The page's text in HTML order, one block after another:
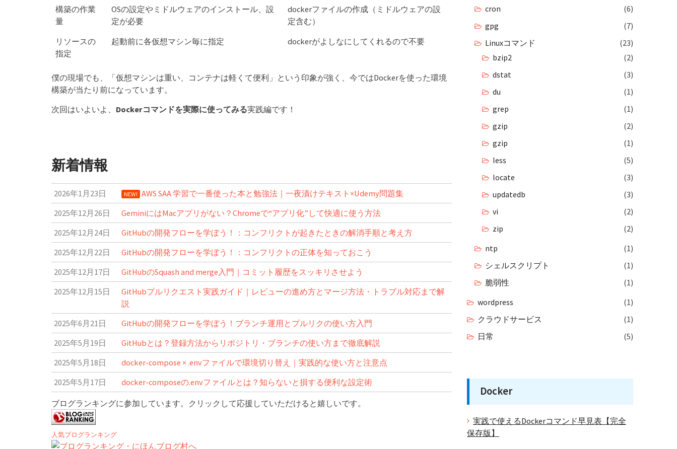
構築の作業
量
OSの設定やミドルウェアのインストール、設
定が必要
dockerファイルの作成（ミドルウェアの設
定含む）
リソースの
指定
起動前に各仮想マシン毎に指定 dockerがよしなにしてくれるので不要
僕の現場でも、「仮想マシンは重い、コンテナは軽くて便利」という印象が強く、今ではDockerを使った環境
構築が当たり前になっています。
次回はいよいよ、 Dockerコマンドを実際に使ってみる実践編です！
新着情報
2026年1月23日 NEW! AWS SAA 学習で一番使った本と勉強法｜一夜漬けテキスト×Udemy問題集
2025年12月26日
GeminiにはMacアプリがない？Chromeで“アプリ化”して快適に使う方法
2025年12月24日
GitHubの開発フローを学ぼう！：コンフリクトが起きたときの解消手順と考え方
2025年12月22日
GitHubの開発フローを学ぼう！：コンフリクトの正体を知っておこう
2025年12月17日
GitHubのSquash and merge入門｜コミット履歴をスッキリさせよう
2025年12月15日
GitHubプルリクエスト実践ガイド｜レビューの進め方とマージ方法・トラブル対応まで解
説
2025年6月21日
GitHubの開発フローを学ぼう！ブランチ運用とプルリクの使い方入門
2025年5月19日
GitHubとは？登録方法からリポジトリ・ブランチの使い方まで徹底解説
2025年5月18日
docker-compose × .envファイルで環境切り替え｜実践的な使い方と注意点
2025年5月17日
docker-composeの.envファイルとは？知らないと損する便利な設定術
ブログランキングに参加しています。クリックして応援していただけると嬉しいです。
人気ブログランキング
cron
(6)
gpg
(7)
Linuxコマンド
(23)
bzip2
(2)
dstat
(3)
du
(1)
grep
(1)
gzip
(2)
gzip
(1)
less
(5)
locate
(3)
updatedb
(3)
vi
(2)
zip
(2)
ntp
(1)
シェルスクリプト
(1)
脆弱性
(1)
wordpress
(1)
クラウドサービス
(1)
日常
(5)
Docker
実践で使えるDockerコマンド早見表【完全
保存版】